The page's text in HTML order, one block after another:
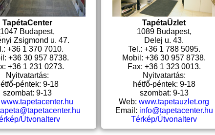
TapétaCenter
1047 Budapest,
Zsigmond u. 47.
+36 1 370 7010.
+36 30 957 8738.
+36 1 231 0273.
Nyitvatartás:
péntek: 9-18
szombat: 9-13
www.tapetacenter.hu
Útvonalterv
TapétaÜzlet
1089 Budapest,
Delej u. 43.
Tel.: +36 1 788 5095.
Mobil: +36 30 957 8738.
Fax: +36 1 323 0013.
Nyitvatartás:
hétfő-péntek: 9-18
szombat: 9-13
Web:www.tapetauzlet.org
Email: info@tapetacenter.hu
Térkép/Útvonalterv